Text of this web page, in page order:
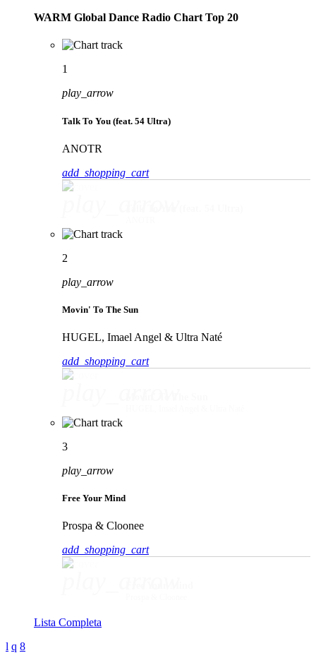
WARM Global Dance Radio Chart Top 20
1
play_arrow
Talk To You (feat. 54 Ultra)
ANOTR
add_shopping_cart
2
play_arrow
Movin' To The Sun
HUGEL, Imael Angel & Ultra Naté
add_shopping_cart
3
play_arrow
Free Your Mind
Prospa & Cloonee
add_shopping_cart
Lista Completa